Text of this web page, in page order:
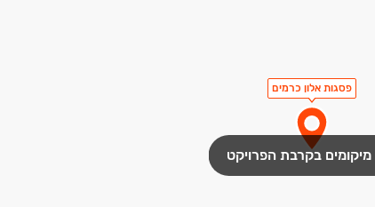
פסגות אלון כרמים
מיקומים בקרבת הפרויקט